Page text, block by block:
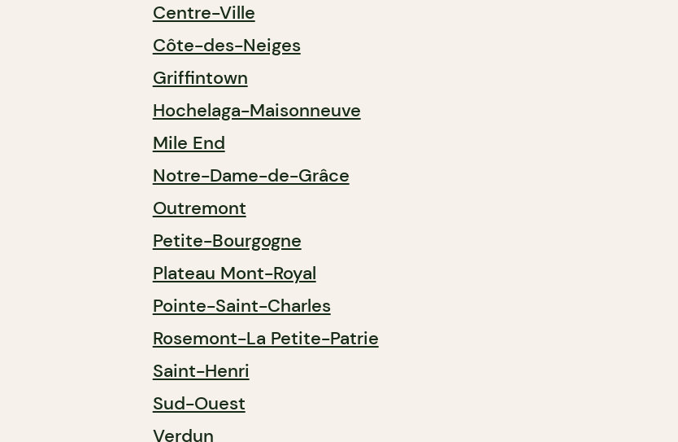
Centre-Ville
Côte-des-Neiges
Griffintown
Hochelaga-Maisonneuve
Mile End
Notre-Dame-de-Grâce
Outremont
Petite-Bourgogne
Plateau Mont-Royal
Pointe-Saint-Charles
Rosemont-La Petite-Patrie
Saint-Henri
Sud-Ouest
Verdun